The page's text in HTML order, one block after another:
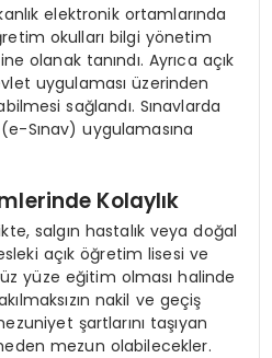
elektronik ortamlarında
okulları bilgi yönetim
olanak tanındı. Ayrıca açık
uygulaması üzerinden
sağlandı. Sınavlarda
Sınav) uygulamasına
Kolaylık
salgın hastalık veya doğal
açık öğretim lisesi ve
yüze eğitim olması halinde
nakil ve geçiş
şartlarını taşıyan
mezun olabilecekler.